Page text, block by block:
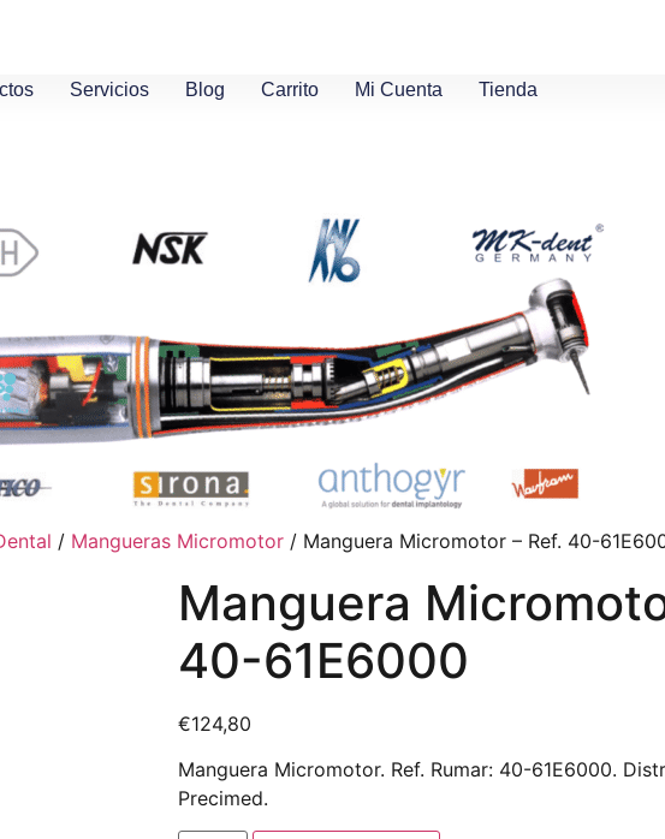
Servicios Blog Carrito Mi Cuenta Tienda
/ Mangueras Micromotor / Manguera Micromotor – Ref. 40-
Manguera
40-61E6000
€124,80
Manguera Micromotor. Ref. Rumar: 40-61E6000.
Precimed.